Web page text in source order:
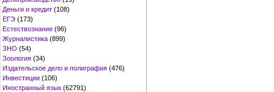
Деньги и кредит (108)
ЕГЭ (173)
Естествознание (96)
Журналистика (899)
ЗНО (54)
Зоология (34)
Издательское дело и полиграфия (476)
Инвестиции (106)
Иностранный язык (62791)